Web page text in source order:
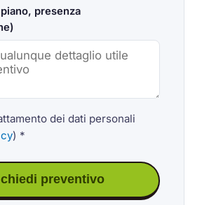
presenza
dei dati personali
) *
preventivo